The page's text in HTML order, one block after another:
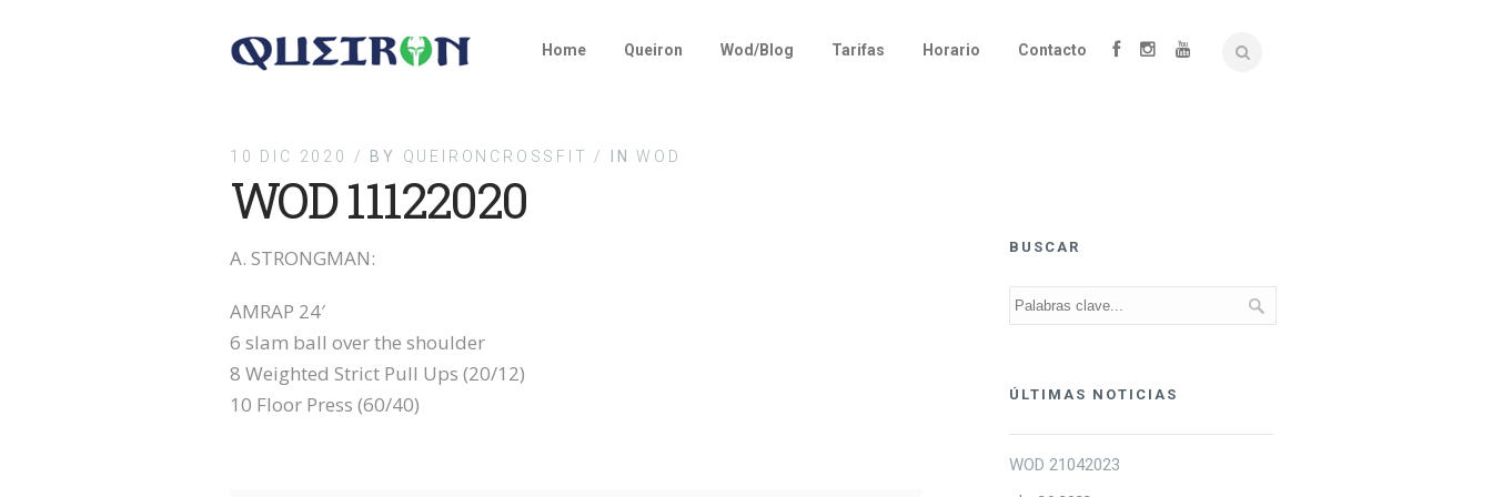
Home Queiron Wod/Blog Tarifas Horario Contacto
10 DIC 2020 / BY QUEIRONCROSSFIT / IN WOD
WOD 11122020
A. STRONGMAN:
AMRAP 24′
6 slam ball over the shoulder
8 Weighted Strict Pull Ups (20/12)
10 Floor Press (60/40)
BUSCAR
ÚLTIMAS NOTICIAS
WOD 21042023